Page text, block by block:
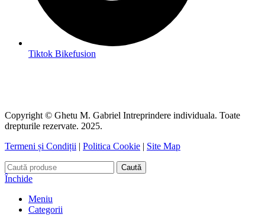
Tiktok Bikefusion
Copyright © Ghetu M. Gabriel Intreprindere individuala. Toate
drepturile rezervate. 2025.
Termeni și Condiții | Politica Cookie | Site Map
Caută
Închide
Meniu
Categorii